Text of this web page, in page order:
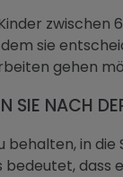
dem sie
gehen
SIE NACH
behalten, in